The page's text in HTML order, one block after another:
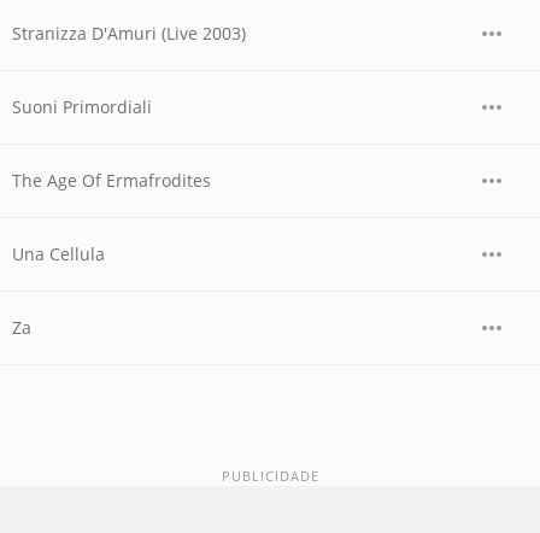
Stranizza D'Amuri (Live 2003)
Suoni Primordiali
The Age Of Ermafrodites
Una Cellula
Za